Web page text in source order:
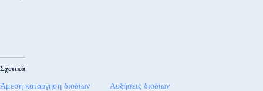
Σχετικά
Άμεση κατάργηση διοδίων
Αυξήσεις διοδίων